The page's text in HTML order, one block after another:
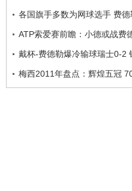
各国旗手多数为网球选手 费
ATP索爱赛前瞻：小德或战费
戴杯-费德勒爆冷输球瑞士0-2
梅西2011年盘点：辉煌五冠